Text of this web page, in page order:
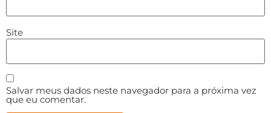
Site
Salvar meus dados neste navegador para a próxima vez
que eu comentar.